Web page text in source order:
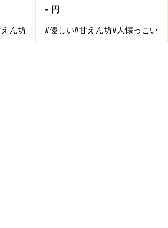
ん坊
- 円
#優しい#甘えん坊#人懐っこい